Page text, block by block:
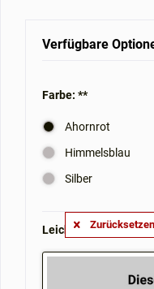
Verfügbare
Farbe: **
Ahornrot
Himmelsblau
Silber
Zurücksetzen